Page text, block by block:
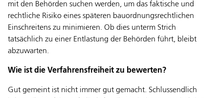
mit den Behörden suchen werden, um das faktische und
rechtliche Risiko eines späteren bauordnungsrechtlichen
Einschreitens zu minimieren. Ob dies unterm Strich
tatsächlich zu einer Entlastung der Behörden führt, bleibt
abzuwarten.
Wie ist die Verfahrensfreiheit zu bewerten?
Gut gemeint ist nicht immer gut gemacht. Schlussendlich